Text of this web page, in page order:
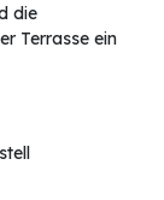
die
Terrasse ein